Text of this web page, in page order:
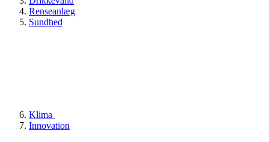
Renseanlæg
Sundhed
Klima
Innovation